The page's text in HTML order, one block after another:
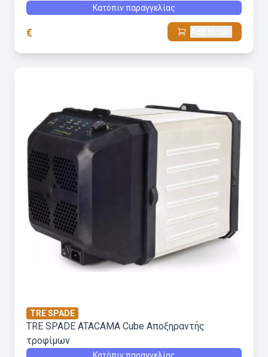
Κατόπιν παραγγελίας
€
TRE SPADE
TRE SPADE ATACAMA Cube Αποξηραντής
τροφίμων